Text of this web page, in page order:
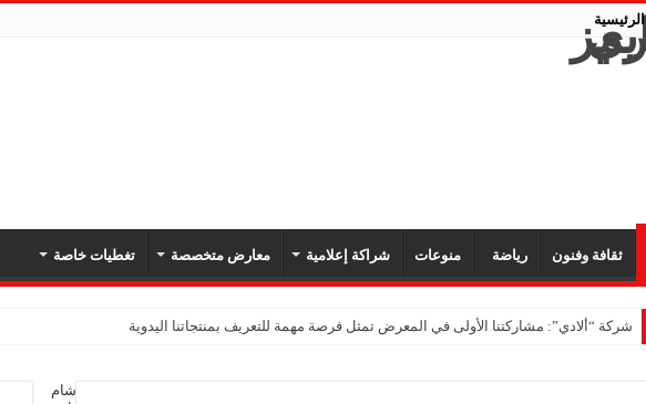
الرئيسية
ثقافة وفنون رياضة منوعات شراكة إعلامية معارض متخصصة تغطيات خاصة
شركة “ألادي”: مشاركتنا الأولى في المعرض تمثل فرصة مهمة للتعريف بمنتجاتنا اليدوية
مشروع “رونق مهنا”: المعارض فرصة لتعريف المستهلك بالمنتجات المحلية ودعم المشاريع الصغيرة
شام